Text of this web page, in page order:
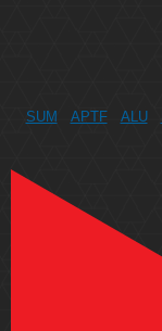
SUM APTF ALU